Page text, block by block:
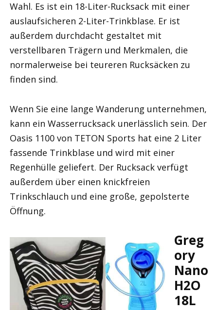
Wahl. Es ist ein 18-Liter-Rucksack mit einer
auslaufsicheren 2-Liter-Trinkblase. Er ist
außerdem durchdacht gestaltet mit
verstellbaren Trägern und Merkmalen, die
normalerweise bei teureren Rucksäcken zu
finden sind.
Wenn Sie eine lange Wanderung unternehmen,
kann ein Wasserrucksack unerlässlich sein. Der
Oasis 1100 von TETON Sports hat eine 2 Liter
fassende Trinkblase und wird mit einer
Regenhülle geliefert. Der Rucksack verfügt
außerdem über einen knickfreien
Trinkschlauch und eine große, gepolsterte
Öffnung.
Greg
ory
Nano
H2O
18L